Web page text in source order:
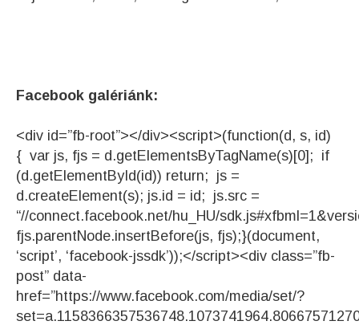
Facebook galériánk:
<div id=”fb-root”></div><script>(function(d, s, id)
{ var js, fjs = d.getElementsByTagName(s)[0]; if
(d.getElementById(id)) return; js =
d.createElement(s); js.id = id; js.src =
“//connect.facebook.net/hu_HU/
fjs.parentNode.insertBefore(js, fjs);}(document,
‘script’, ‘facebook-jssdk’));</script><div class=”fb-
post” data-
href=”https://www.facebook.com/media/set/?